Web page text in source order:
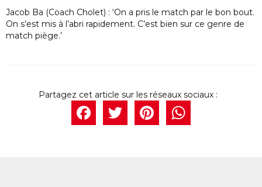
Jacob Ba (Coach Cholet) : ‘On a pris le match par le bon bout.
On s’est mis à l’abri rapidement. C’est bien sur ce genre de
match piège.’
Facebook
Twitter